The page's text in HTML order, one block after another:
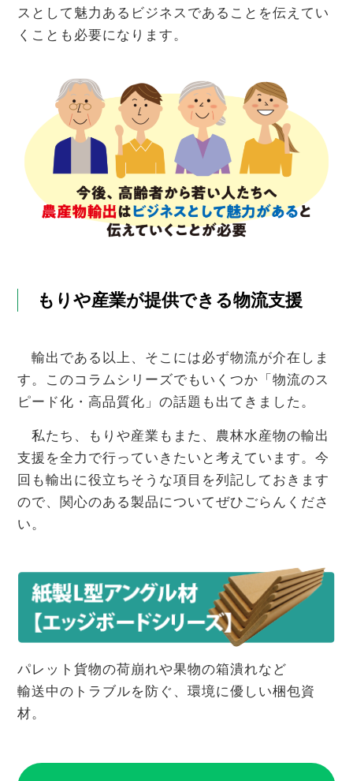
スとして魅力あるビジネスであることを伝えてい
くことも必要になります。
もりや産業が提供できる物流支援
輸出である以上、そこには必ず物流が介在しま
す。このコラムシリーズでもいくつか「物流のス
ピード化・高品質化」の話題も出てきました。
私たち、もりや産業もまた、農林水産物の輸出
支援を全力で行っていきたいと考えています。今
回も輸出に役立ちそうな項目を列記しておきます
ので、関心のある製品についてぜひごらんくださ
い。
パレット貨物の荷崩れや果物の箱潰れなど
輸送中のトラブルを防ぐ、環境に優しい梱包資
材。